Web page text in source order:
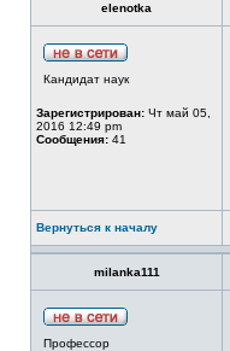
elenotka
Кандидат наук
Зарегистрирован: Чт май 05,
2016 12:49 pm
Сообщения: 41
Вернуться к началу
milanka111
Профессор